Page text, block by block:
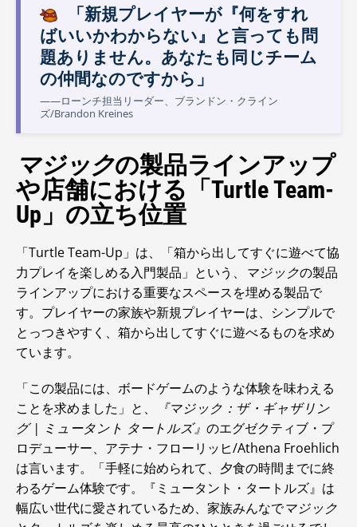
「新規プレイヤーが『何をすれ
ばいいかわからない』と言っても問
題ありません。あなたも同じチーム
の仲間なのですから」
――ローンチ担当リーダー、ブランドン・クライン
ズ/Brandon Kreines
マジックの製品ラインアップ
や店舗における「Turtle Team-
Up」の立ち位置
「Turtle Team-Up」は、「箱から出してすぐに遊べて協
力プレイを楽しめる入門製品」という、
マジックの製品
ラインアップにおける重要なスペースを埋める製品で
す。プレイヤーの家族や新規プレイヤーは、シンプルで
とっつきやすく、箱から出してすぐに遊べるものを求め
ています。
「この製品には、ボードゲームのような体験を味わえる
ことを求めました」と、
『マジック：ザ・ギャザリン
グ | ミュータント タートルズ』 のエグゼクティブ・プ
ロデューサー、アテナ・フローリッヒ/Athena Froehlich
は言います。「手軽に始められて、夕食の時間までに終
わるゲーム体験です。『ミュータント・タートルズ』は
幅広い世代に愛されているため、家族みんなでマジック